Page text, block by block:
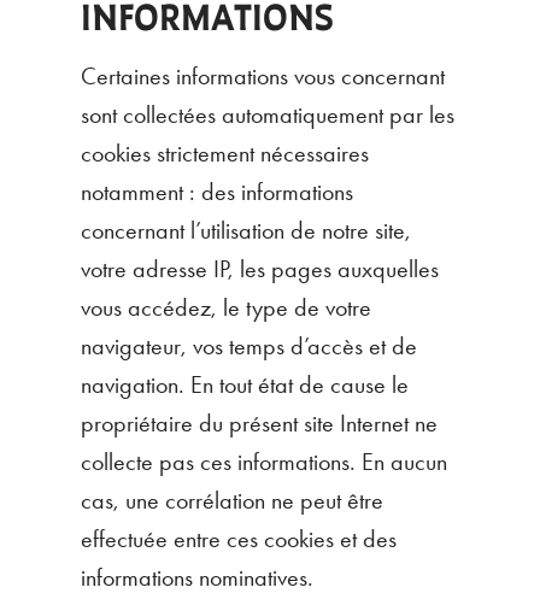
INFORMATIONS
Certaines informations vous concernant
sont collectées automatiquement par les
cookies strictement nécessaires
notamment : des informations
concernant l’utilisation de notre site,
votre adresse IP, les pages auxquelles
vous accédez, le type de votre
navigateur, vos temps d’accès et de
navigation. En tout état de cause le
propriétaire du présent site Internet ne
collecte pas ces informations. En aucun
cas, une corrélation ne peut être
effectuée entre ces cookies et des
informations nominatives.